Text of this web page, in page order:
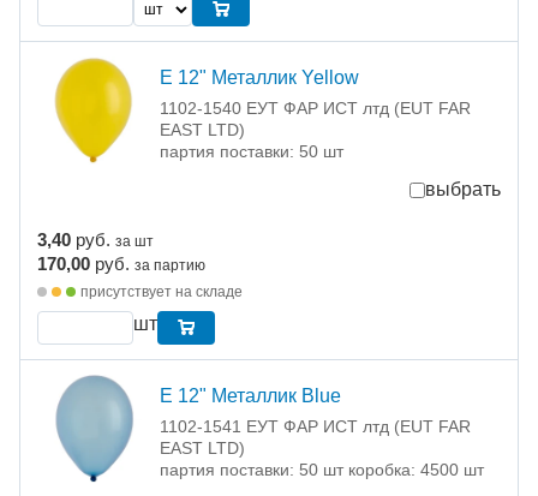
Е 12" Металлик Yellow
1102-1540 ЕУТ ФАР ИСТ лтд (EUT FAR
EAST LTD)
партия поставки: 50 шт
выбрать
3,40 руб. за шт
170,00 руб. за партию
присутствует на складе
шт
Е 12" Металлик Blue
1102-1541 ЕУТ ФАР ИСТ лтд (EUT FAR
EAST LTD)
партия поставки: 50 шт коробка: 4500 шт